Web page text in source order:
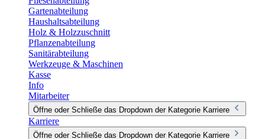
Gartenabteilung
Haushaltsabteilung
Holz & Holzzuschnitt
Pflanzenabteilung
Sanitärabteilung
Werkzeuge & Maschinen
Kasse
Info
Mitarbeiter
Öffne oder Schließe das Dropdown der Kategorie Karriere
Karriere
Öffne oder Schließe das Dropdown der Kategorie Karriere